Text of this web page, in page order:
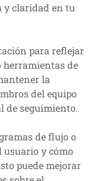
y claridad en tu
para reflejar
herramientas de
la
del equipo
de seguimiento.
de flujo o
y cómo
puede mejorar